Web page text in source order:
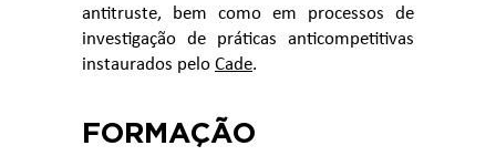
FORMAÇÃO
antitruste, bem como em processos de
investigação de práticas anticompetitivas
instaurados pelo Cade.